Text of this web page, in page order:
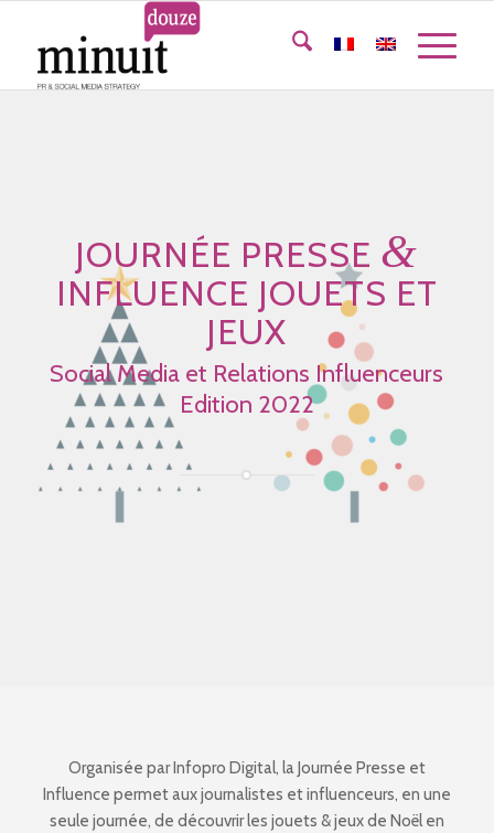
JOURNÉE PRESSE &
INFLUENCE JOUETS ET
JEUX
Social Media et Relations Influenceurs
Edition 2022
Organisée par Infopro Digital, la Journée Presse et
Influence permet aux journalistes et influenceurs, en une
seule journée, de découvrir les jouets & jeux de Noël en